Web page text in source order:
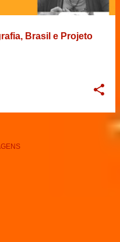
Brasil e Projeto